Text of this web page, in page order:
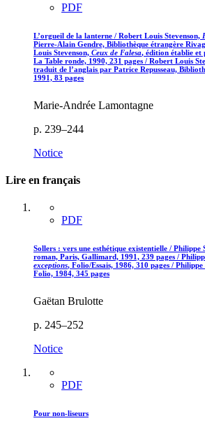
PDF
L’orgueil de la lanterne / Robert Louis Stevenson,
Pierre-Alain Gendre, Bibliothèque étrangère
Louis Stevenson, Ceux de Falesa, édition établie et
La Table ronde, 1990, 231 pages / Robert Louis
traduit de l’anglais par Patrice Repusseau,
1991, 83 pages
Marie-Andrée Lamontagne
p. 239–244
Notice
Lire en français
PDF
Sollers : vers une esthétique existentielle / Philippe
roman, Paris, Gallimard, 1991, 239 pages /
exceptions, Folio/Essais, 1986, 310 pages / Philippe
Folio, 1984, 345 pages
Gaëtan Brulotte
p. 245–252
Notice
PDF
Pour non-liseurs